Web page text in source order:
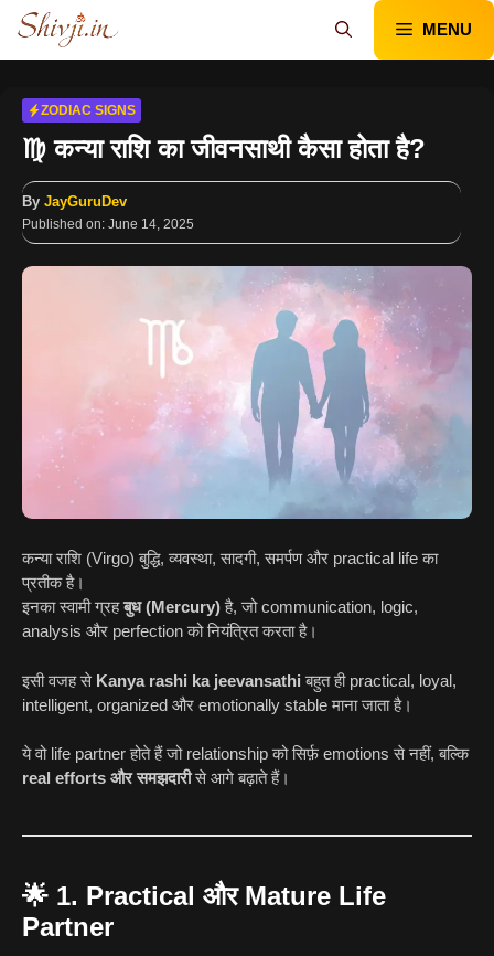
Skip
content
MENU
ZODIAC SIGNS
♍ कन्या राशि का जीवनसाथी कैसा होता है?
By JayGuruDev
Published on: June 14, 2025
कन्या राशि (Virgo) बुद्धि, व्यवस्था, सादगी, समर्पण और practical life का
प्रतीक है।
इनका स्वामी ग्रहबुध (Mercury)है, जो communication, logic,
analysis और perfection को नियंत्रित करता है।
इसी वजह से Kanya rashi ka jeevansathi बहुत ही practical, loyal,
intelligent, organized और emotionally stable माना जाता है।
ये वो life partner होते हैं जो relationship को सिर्फ़ emotions से नहीं, बल्कि
real efforts और समझदारीसे आगे बढ़ाते हैं।
🌟 1. Practical और Mature Life
Partner